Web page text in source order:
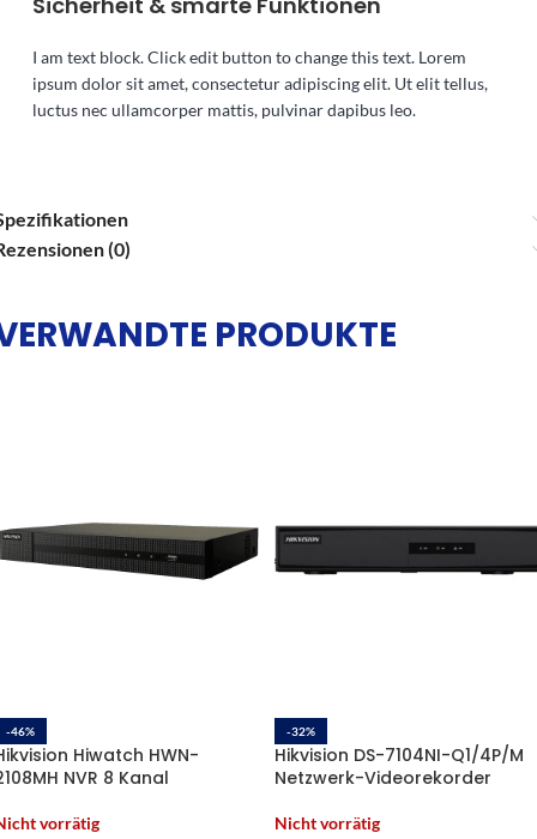
I am text block. Click edit button to change this text. Lorem
ipsum dolor sit amet, consectetur adipiscing elit. Ut elit tellus,
luctus nec ullamcorper mattis, pulvinar dapibus leo.
(0)
PRODUKTE
-46%
Hiwatch HWN-
NVR 8 Kanal
vorrätig
-32%
Hikvision DS-7104NI-Q1/4P/M
Netzwerk-Videorekorder
Nicht vorrätig